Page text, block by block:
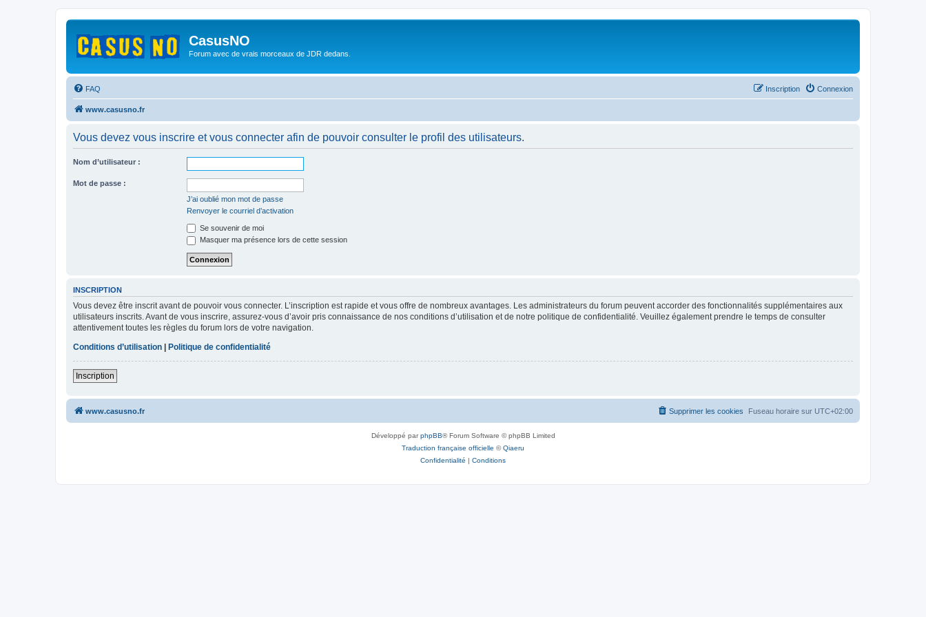
CasusNO
Forum avec de vrais morceaux de JDR dedans.
FAQ Connexion
Inscription
www.casusno.fr
Vous devez vous inscrire et vous connecter afin de pouvoir consulter le profil des utilisateurs.
Nom d’utilisateur :
Mot de passe :
J’ai oublié mon mot de passe
Renvoyer le courriel d’activation
Se souvenir de moi
Masquer ma présence lors de cette session
INSCRIPTION
Vous devez être inscrit avant de pouvoir vous connecter. L’inscription est rapide et vous offre de nombreux avantages. Les administrateurs du forum peuvent accorder des fonctionnalités supplémentaires aux
utilisateurs inscrits. Avant de vous inscrire, assurez-vous d’avoir pris connaissance de nos conditions d’utilisation et de notre politique de confidentialité. Veuillez également prendre le temps de consulter
attentivement toutes les règles du forum lors de votre navigation.
Conditions d’utilisation
Politique de confidentialité
Inscription
www.casusno.fr Fuseau horaire sur UTC+02:00
Supprimer les cookies
Développé parphpBB® Forum Software © phpBB Limited
Traduction française officielle ©Qiaeru
Confidentialité | Conditions